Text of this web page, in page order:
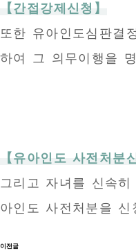
【간접강제신청】
또한 유아인도심판결
하여 그 의무이행을
【유아인도 사전처분
그리고 자녀를 신속
아인도 사전처분을
이전글